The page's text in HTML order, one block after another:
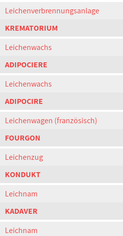
Leichenverbrennungsanlage
KREMATORIUM
Leichenwachs
ADIPOCIERE
Leichenwachs
ADIPOCIRE
Leichenwagen (französisch)
FOURGON
Leichenzug
KONDUKT
Leichnam
KADAVER
Leichnam